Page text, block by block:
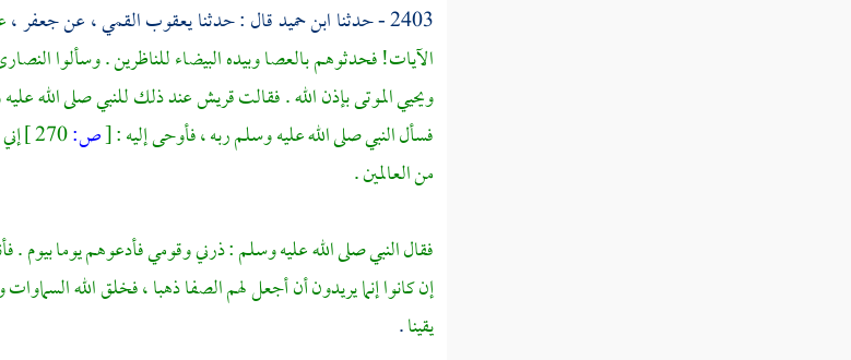
2403 - حدثنا
ابن حميدقال : حدثنايعقوب القمي ،عنجعفر،
الآيات! فحدثوهم بالعصا وبيده البيضاء للناظرين . وسألوا
ويحيي الموتى بإذن الله . فقالتقريشعند ذلك للنبي صلى الله
فسأل النبي صلى الله عليه وسلم ربه ، فأوحى إليه :[ص:
من العالمين .
فقال النبي صلى الله عليه وسلم : ذرني وقومي فأدعوهم يوما بيوم
إن كانوا إنما يريدون أن أجعل لهمالصفاذهبا ، فخلق الله
يقينا.